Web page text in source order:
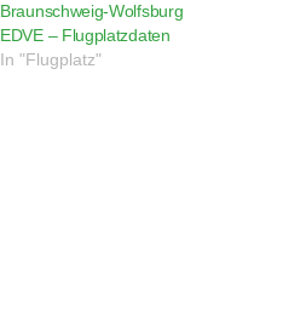
Braunschweig-Wolfsburg
EDVE – Flugplatzdaten
In "Flugplatz"